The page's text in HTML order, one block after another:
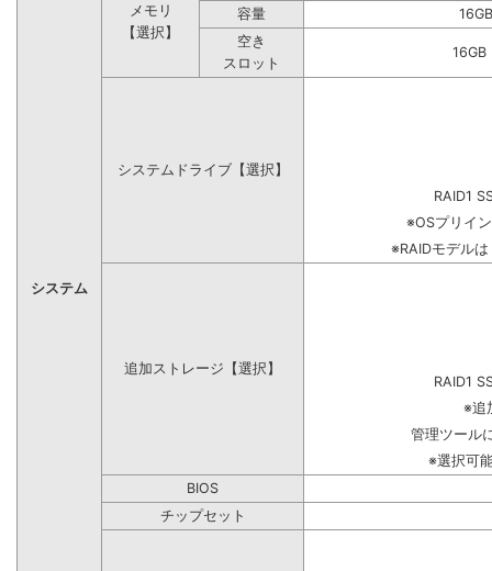
システム
メモリ
【選択】
容量
空き
スロット
16GB
システムドライブ【選択】
RAID1
※OSプリイ
※RAIDモデル
追加ストレージ【選択】
RAID1
※追
管理ツール
※選択可
BIOS
チップセット